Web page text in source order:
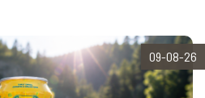
09-08-26